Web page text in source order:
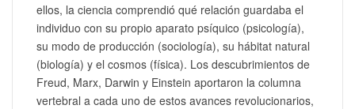
ellos, la ciencia comprendió qué relación guardaba el
individuo con su propio aparato psíquico (psicología),
su modo de producción (sociología), su hábitat natural
(biología) y el cosmos (física). Los descubrimientos de
Freud, Marx, Darwin y Einstein aportaron la columna
vertebral a cada uno de estos avances revolucionarios,